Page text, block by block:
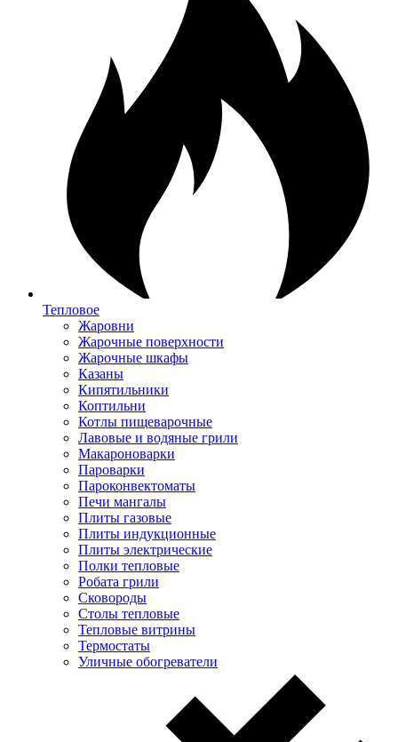
Тепловое
Жаровни
Жарочные поверхности
Жарочные шкафы
Казаны
Кипятильники
Коптильни
Котлы пищеварочные
Лавовые и водяные грили
Макароноварки
Пароварки
Пароконвектоматы
Печи мангалы
Плиты газовые
Плиты индукционные
Плиты электрические
Полки тепловые
Робата грили
Сковороды
Столы тепловые
Тепловые витрины
Термостаты
Уличные обогреватели